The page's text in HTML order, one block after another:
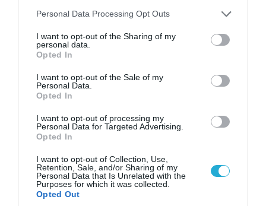
Please note that this website/app uses one or more Google
not limited to your visit or usage behaviour. You may click to
grant or deny consent to Google and its third-party tags to
use your data for below specified purposes in below Google
consent section.
Personal Data Processing Opt Outs
I want to opt-out of the Sharing of my
personal data.
Opted In
I want to opt-out of the Sale of my
Personal Data.
Opted In
I want to opt-out of processing my
Personal Data for Targeted Advertising.
Opted In
I want to opt-out of Collection, Use,
Retention, Sale, and/or Sharing of my
Personal Data that Is Unrelated with the
Purposes for which it was collected.
Opted Out
07.08.2026 | 08:02
Οι ρωσικές δυνάμεις απέχουν μόλις 5 χλμ.
από Σλαβιάνσκ και Κραματόρσκ στο Ντονέτσκ